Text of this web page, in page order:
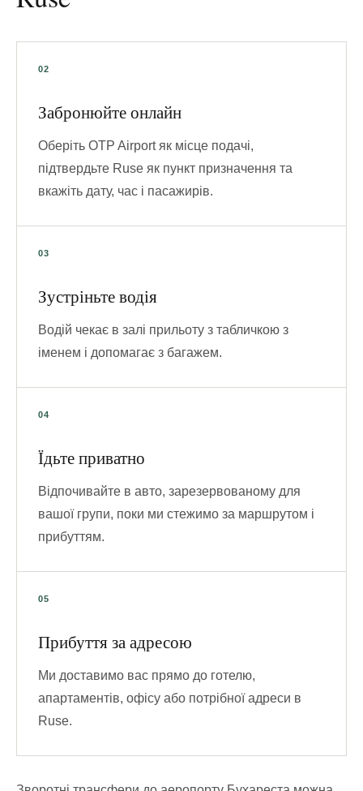
Забронюйте онлайн
Оберіть OTP Airport як місце подачі,
підтвердьте Ruse як пункт призначення та
вкажіть дату, час і пасажирів.
Зустріньте водія
Водій чекає в залі прильоту з табличкою з
іменем і допомагає з багажем.
Їдьте приватно
Відпочивайте в авто, зарезервованому для
вашої групи, поки ми стежимо за маршрутом і
прибуттям.
Прибуття за адресою
Ми доставимо вас прямо до готелю,
апартаментів, офісу або потрібної адреси в
Ruse.